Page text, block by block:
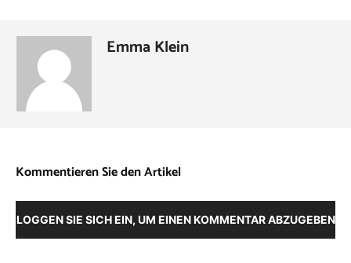
Emma Klein
Kommentieren Sie den Artikel
LOGGEN SIE SICH EIN, UM EINEN KOMMENTAR ABZUGEBEN